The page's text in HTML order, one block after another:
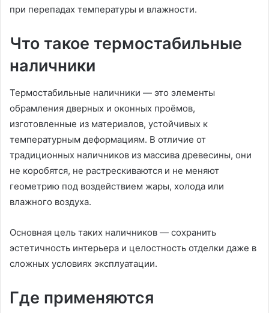
при перепадах температуры и влажности.
Что такое термостабильные
наличники
Термостабильные наличники — это элементы
обрамления дверных и оконных проёмов,
изготовленные из материалов, устойчивых к
температурным деформациям. В отличие от
традиционных наличников из массива древесины, они
не коробятся, не растрескиваются и не меняют
геометрию под воздействием жары, холода или
влажного воздуха.
Основная цель таких наличников — сохранить
эстетичность интерьера и целостность отделки даже в
сложных условиях эксплуатации.
Где применяются